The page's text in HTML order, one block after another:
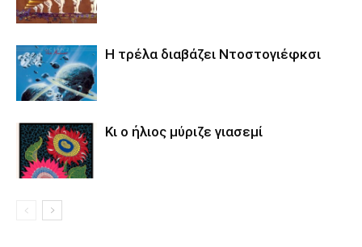
Η τρέλα διαβάζει Ντοστογιέφκσι
Κι ο ήλιος μύριζε γιασεμί